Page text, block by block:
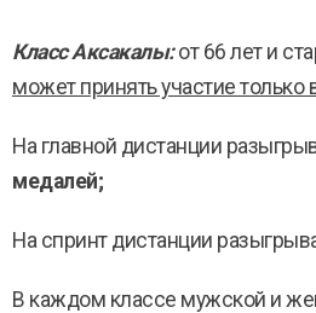
Класс Аксакалы:от 66 лет и
может принять участие только
На главной дистанции
медалей;
На спринт дистанции
В каждом классе мужской и